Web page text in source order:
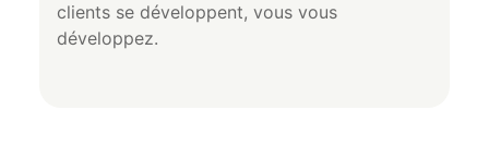
clients se développent, vous vous
développez.